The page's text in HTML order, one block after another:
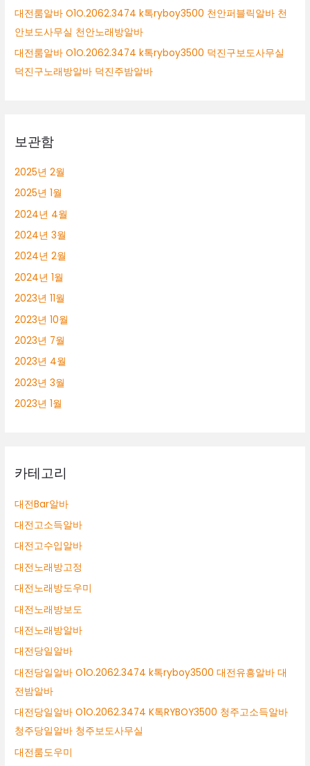
롱
알
바
대전룸알바 O1O.2062.3474 k톡ryboy3500 천안퍼블릭알바 천
안보도사무실 천안노래방알바
대전룸알바 O1O.2062.3474 k톡ryboy3500 덕진구보도사무실
덕진구노래방알바 덕진주밤알바
보관함
2025년 2월
2025년 1월
2024년 4월
2024년 3월
2024년 2월
2024년 1월
2023년 11월
2023년 10월
2023년 7월
2023년 4월
2023년 3월
2023년 1월
카테고리
대전Bar알바
대전고소득알바
대전고수입알바
대전노래방고정
대전노래방도우미
대전노래방보도
대전노래방알바
대전당일알바
대전당일알바 O1O.2062.3474 k톡ryboy3500 대전유흥알바 대
전밤알바
대전당일알바 O1O.2062.3474 K톡RYBOY3500 청주고소득알바
청주당일알바 청주보도사무실
대전룸도우미